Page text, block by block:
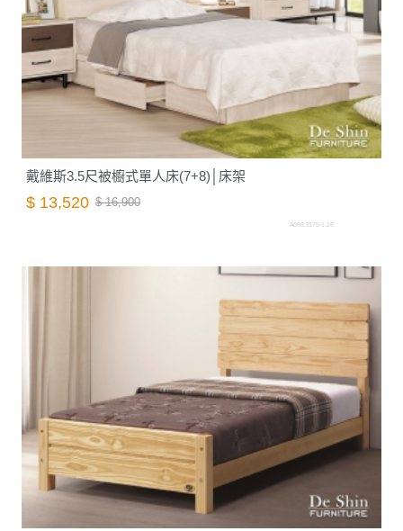
戴維斯3.5尺被櫥式單人床(7+8)│床架
$ 13,520 $ 16,900
A088.2175-1.26